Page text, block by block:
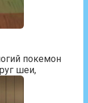
покемон
шеи,